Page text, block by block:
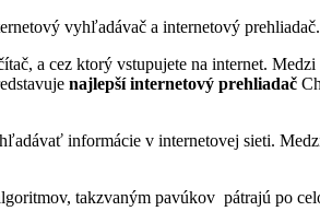
vyhľadávač a internetový prehliadač.
a cez ktorý vstupujete na internet.
najlepší internetový prehliadač
informácie v internetovej sieti.
takzvaným pavúkov pátrajú po